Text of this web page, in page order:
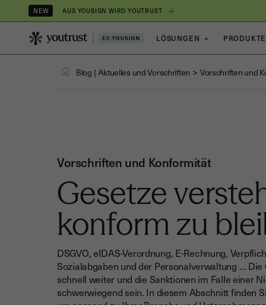
NEW AUS YOUSIGN WIRD YOUTRUST
LÖSUNGEN + PRODUKTE
Blog | Aktuelles und Vorschriften > Vorschriften und
Vorschriften und Konformität
Gesetze
konform zu
DSGVO, eIDAS-Verordnung, E-Rechnung,
Sozialabgaben und der Personalverwaltung …
schnell weiter und die Sanktionen im Falle einer
schwerwiegend sein. In diesem Abschnitt finden